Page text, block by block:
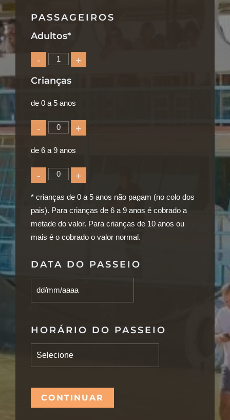
PASSAGEIROS
Adultos*
-
+
Crianças
de 0 a 5 anos
- +
de 6 a 9 anos
- +
* crianças de 0 a 5 anos não pagam (no colo dos
pais). Para crianças de 6 a 9 anos é cobrado a
metade do valor. Para crianças de 10 anos ou
mais é o cobrado o valor normal.
DATA DO PASSEIO
HORÁRIO DO PASSEIO